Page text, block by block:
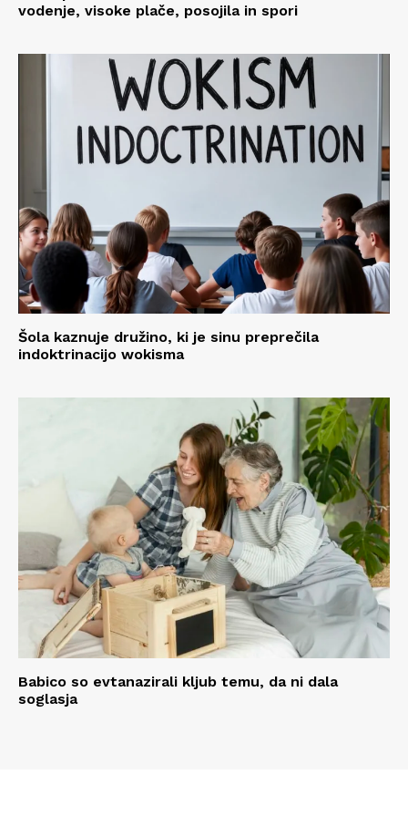
vodenje, visoke plače, posojila in spori
Šola kaznuje družino, ki je sinu preprečila
indoktrinacijo wokisma
Babico so evtanazirali kljub temu, da ni dala
soglasja